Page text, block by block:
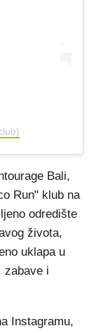
Bali,
Run" klub na
odredište
života,
uklapa u
zabave i
Instagramu,